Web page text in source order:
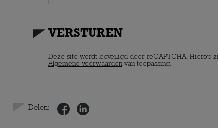
VERSTUREN
Deze site wordt beveiligd door reCAPTCHA. Hierop
Algemene voorwaardenvan toepassing.
Delen: